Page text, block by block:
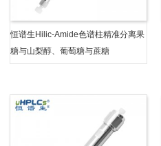
恒谱生Hilic-Amide色谱柱精准分离果
糖与山梨醇、葡萄糖与蔗糖